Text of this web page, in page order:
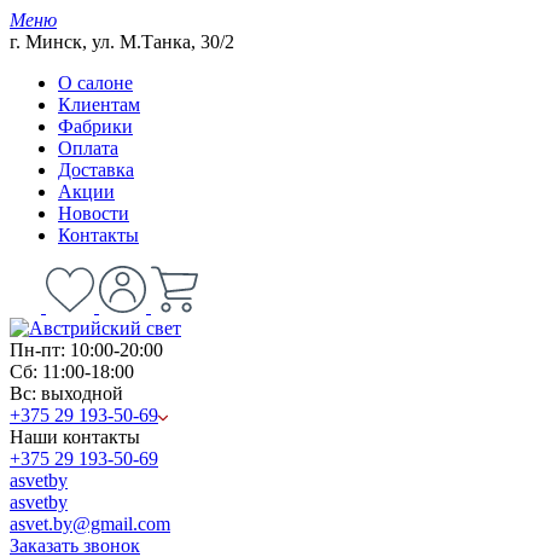
Меню
г. Минск, ул. М.Танка, 30/2
О салоне
Клиентам
Фабрики
Оплата
Доставка
Акции
Новости
Контакты
Пн-пт: 10:00-20:00
Сб: 11:00-18:00
Вс: выходной
+375 29 193-50-69
Наши контакты
+375 29 193-50-69
asvetby
asvetby
asvet.by@gmail.com
Заказать звонок